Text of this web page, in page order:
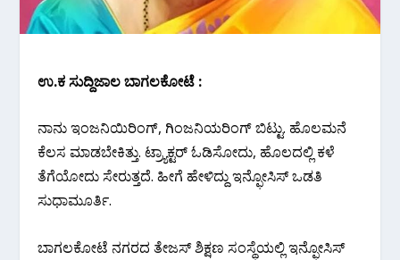
ಉ.ಕ ಸುದ್ದಿಜಾಲ ಬಾಗಲಕೋಟೆ :
ನಾನು ಇಂಜನಿಯಿರಿಂಗ್, ಗಿಂಜನಿಯರಿಂಗ್ ಬಿಟ್ಟು. ಹೊಲಮನೆ
ಕೆಲಸ ಮಾಡಬೇಕಿತ್ತು. ಟ್ರ್ಯಾಕ್ಟರ್ ಓಡಿಸೋದು, ಹೊಲದಲ್ಲಿ ಕಳೆ
ತೆಗೆಯೋದು ಸೇರುತ್ತದೆ. ಹೀಗೆ ಹೇಳಿದ್ದು ಇನ್ಫೋಸಿಸ್ ಒಡತಿ
ಸುಧಾಮೂರ್ತಿ.
ಬಾಗಲಕೋಟೆ ನಗರದ ತೇಜಸ್ ಶಿಕ್ಷಣ ಸಂಸ್ಥೆಯಲ್ಲಿ ಇನ್ಫೋಸಿಸ್